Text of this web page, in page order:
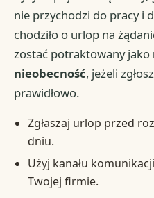
nie przychodzi do pracy i
chodziło o urlop na
zostać potraktowany jako
nieobecność, jeżeli
prawidłowo.
Zgłaszaj urlop przed
dniu.
Użyj kanału
Twojej firmie.